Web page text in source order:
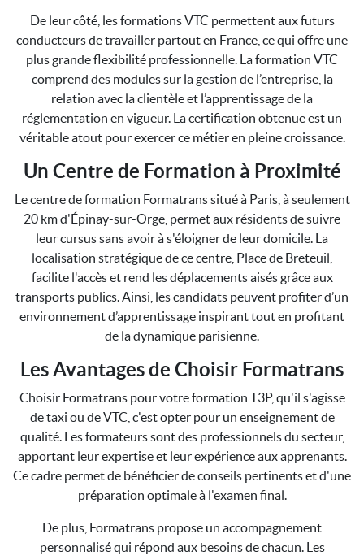
De leur côté, les formations VTC permettent aux futurs
conducteurs de travailler partout en France, ce qui offre une
plus grande flexibilité professionnelle. La formation VTC
comprend des modules sur la gestion de l’entreprise, la
relation avec la clientèle et l’apprentissage de la
réglementation en vigueur. La certification obtenue est un
véritable atout pour exercer ce métier en pleine croissance.
Un Centre de Formation à Proximité
Le centre de formation Formatrans situé à Paris, à seulement
20 km d'Épinay-sur-Orge, permet aux résidents de suivre
leur cursus sans avoir à s'éloigner de leur domicile. La
localisation stratégique de ce centre, Place de Breteuil,
facilite l'accès et rend les déplacements aisés grâce aux
transports publics. Ainsi, les candidats peuvent profiter d’un
environnement d’apprentissage inspirant tout en profitant
de la dynamique parisienne.
Les Avantages de Choisir Formatrans
Choisir Formatrans pour votre formation T3P, qu'il s'agisse
de taxi ou de VTC, c'est opter pour un enseignement de
qualité. Les formateurs sont des professionnels du secteur,
apportant leur expertise et leur expérience aux apprenants.
Ce cadre permet de bénéficier de conseils pertinents et d'une
préparation optimale à l'examen final.
De plus, Formatrans propose un accompagnement
personnalisé qui répond aux besoins de chacun. Les